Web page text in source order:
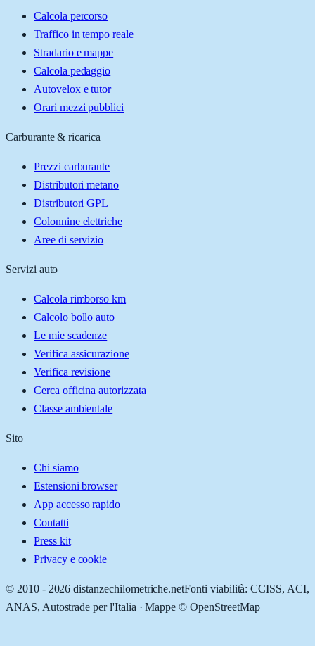
Calcola percorso
Traffico in tempo reale
Stradario e mappe
Calcola pedaggio
Autovelox e tutor
Orari mezzi pubblici
Carburante & ricarica
Prezzi carburante
Distributori metano
Distributori GPL
Colonnine elettriche
Aree di servizio
Servizi auto
Calcola rimborso km
Calcolo bollo auto
Le mie scadenze
Verifica assicurazione
Verifica revisione
Cerca officina autorizzata
Classe ambientale
Sito
Chi siamo
Estensioni browser
App accesso rapido
Contatti
Press kit
Privacy e cookie
© 2010 - 2026 distanzechilometriche.netFonti viabilità: CCISS, ACI,
ANAS, Autostrade per l'Italia · Mappe © OpenStreetMap